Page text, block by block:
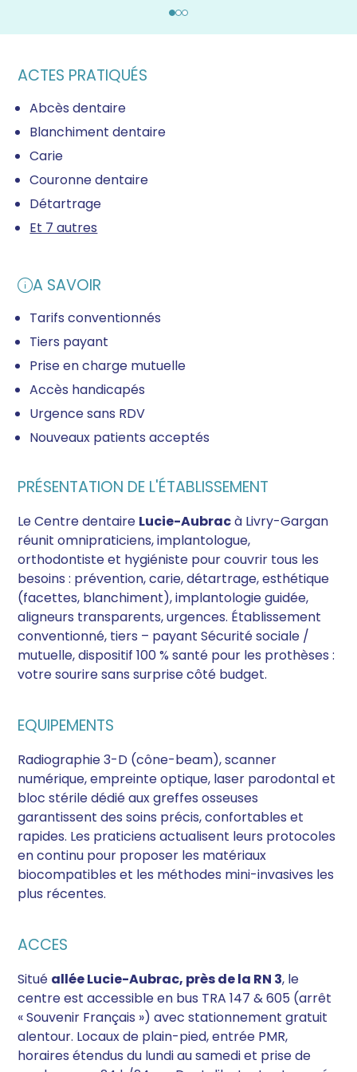
ACTES PRATIQUÉS
Abcès dentaire
Blanchiment dentaire
Carie
Couronne dentaire
Détartrage
Et 7 autres
A SAVOIR
Tarifs conventionnés
Tiers payant
Prise en charge mutuelle
Accès handicapés
Urgence sans RDV
Nouveaux patients acceptés
PRÉSENTATION DE L'ÉTABLISSEMENT
Le Centre dentaire Lucie-Aubracà Livry-Gargan
réunit omnipraticiens, implantologue,
orthodontiste et hygiéniste pour couvrir tous les
besoins : prévention, carie, détartrage, esthétique
(facettes, blanchiment), implantologie guidée,
aligneurs transparents, urgences. Établissement
conventionné, tiers – payant Sécurité sociale /
mutuelle, dispositif 100 % santé pour les prothèses :
votre sourire sans surprise côté budget.
EQUIPEMENTS
Radiographie 3-D (cône-beam), scanner
numérique, empreinte optique, laser parodontal et
bloc stérile dédié aux greffes osseuses
garantissent des soins précis, confortables et
rapides. Les praticiens actualisent leurs protocoles
en continu pour proposer les matériaux
biocompatibles et les méthodes mini-invasives les
plus récentes.
ACCES
Situé allée Lucie-Aubrac, près de la RN 3, le
centre est accessible en bus TRA 147 & 605 (arrêt
« Souvenir Français ») avec stationnement gratuit
alentour. Locaux de plain-pied, entrée PMR,
horaires étendus du lundi au samedi et prise de